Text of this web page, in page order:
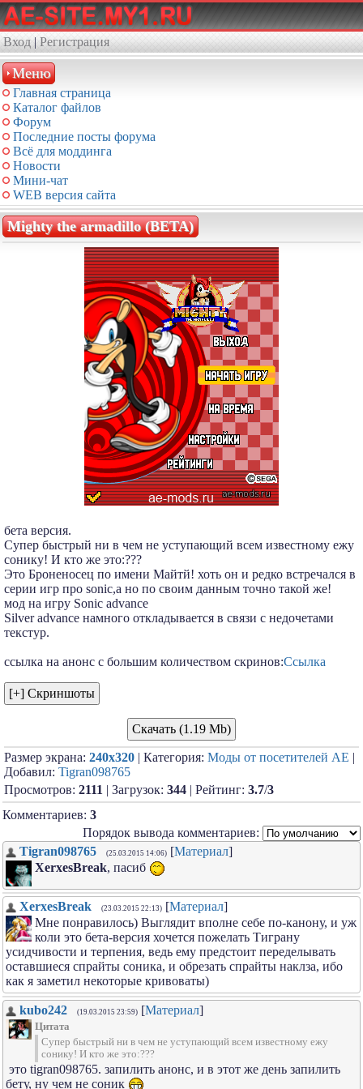
Вход | Регистрация
Меню
Главная страница
Каталог файлов
Форум
Последние посты форума
Всё для моддинга
Новости
Мини-чат
WEB версия сайта
Mighty the armadillo (BETA)
бета версия.
Супер быстрый ни в чем не уступающий всем известному ежу
сонику! И кто же это:???
Это Броненосец по имени Майтй! хоть он и редко встречался в
серии игр про sonic,а но по своим данным точно такой же!
мод на игру Sonic advance
Silver advance намного откладывается в связи с недочетами
текстур.
ссылка на анонс с большим количеством скринов:Ссылка
Скачать (1.19 Mb)
Размер экрана: 240x320 | Категория: Моды от посетителей АЕ |
Добавил: Tigran098765
Просмотров: 2111 | Загрузок: 344 | Рейтинг: 3.7/3
Комментариев: 3
Порядок вывода комментариев:
Tigran098765
(25.03.2015 14:06) [Материал]
XerxesBreak, пасиб
XerxesBreak (23.03.2015 22:13) [Материал]
Мне понравилось) Выглядит вполне себе по-канону, и уж
коли это бета-версия хочется пожелать Тиграну
усидчивости и терпения, ведь ему предстоит переделывать
оставшиеся спрайты соника, и обрезать спрайты наклза, ибо
как я заметил некоторые кривоваты)
kubo242 (19.03.2015 23:59) [Материал]
Цитата
Супер быстрый ни в чем не уступающий всем известному ежу
сонику! И кто же это:???
это tigran098765. запилить анонс, и в этот же день запилить
бету, ну чем не соник